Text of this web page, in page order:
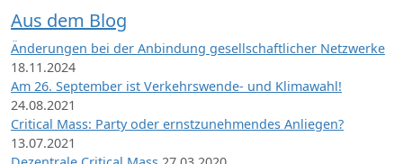
Aus dem Blog
Änderungen bei der Anbindung gesellschaftlicher Netzwerke
18.11.2024
Am 26. September ist Verkehrswende- und Klimawahl!
24.08.2021
Critical Mass: Party oder ernstzunehmendes Anliegen?
13.07.2021